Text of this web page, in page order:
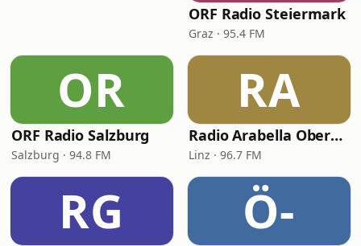
ORF Radio Steiermark
Graz · 95.4 FM
OR
ORF Radio Salzburg
Salzburg · 94.8 FM
RA
Radio Arabella Oberösterreich
Linz · 96.7 FM
RG Ö-